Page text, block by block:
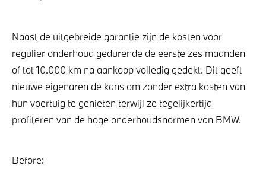
Naast de uitgebreide garantie zijn de kosten voor
regulier onderhoud gedurende de eerste zes maanden
of tot 10.000 km na aankoop volledig gedekt. Dit geeft
nieuwe eigenaren de kans om zonder extra kosten van
hun voertuig te genieten terwijl ze tegelijkertijd
profiteren van de hoge onderhoudsnormen van BMW.
Before: